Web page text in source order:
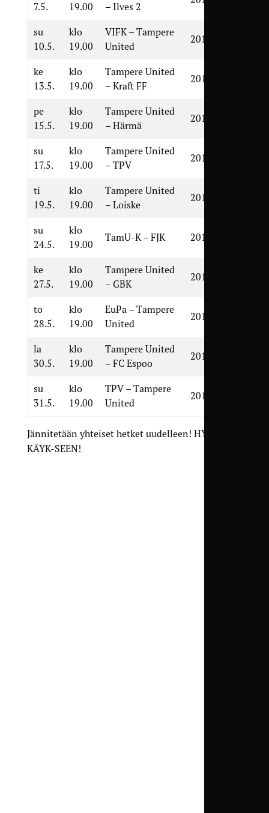
7.5. 19.00 – Ilves 2
su
10.5.
klo
19.00
VIFK – Tampere
United
2018
ke
13.5.
klo
19.00
Tampere United
– Kraft FF
2018
pe
15.5.
klo
19.00
Tampere United
– Härmä
2016
su
17.5.
klo
19.00
Tampere United
– TPV
2017
ti
19.5.
klo
19.00
Tampere United
– Loiske
2016
su
24.5.
klo
19.00
TamU-K – FJK 2014
ke
27.5.
klo
19.00
Tampere United
– GBK
2018
to
28.5.
klo
19.00
EuPa – Tampere
United
2016
la
30.5.
klo
19.00
Tampere United
– FC Espoo
2019
su
31.5.
klo
19.00
TPV – Tampere
United
2018
Jännitetään yhteiset hetket uudelleen! HYÖK-
KÄYK-SEEN!